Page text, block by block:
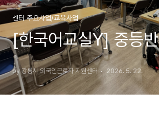
센터 주요사업/교육사업
[한국어교실Y] 중등반
by 강릉시 외국인근로자 지원센터 2026. 5. 22.